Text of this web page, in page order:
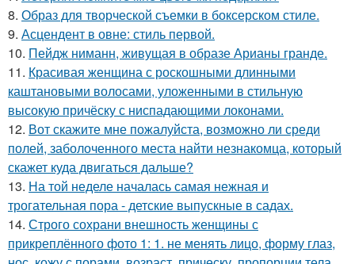
8. Образ для творческой съемки в боксерском стиле.
9. Асцендент в овне: стиль первой.
10. Пейдж ниманн, живущая в образе Арианы гранде.
11. Красивая женщина с роскошными длинными
каштановыми волосами, уложенными в стильную
высокую причёску с ниспадающими локонами.
12. Вот скажите мне пожалуйста, возможно ли среди
полей, заболоченного места найти незнакомца, который
скажет куда двигаться дальше?
13. На той неделе началась самая нежная и
трогательная пора - детские выпускные в садах.
14. Строго сохрани внешность женщины с
прикреплённого фото 1: 1. не менять лицо, форму глаз,